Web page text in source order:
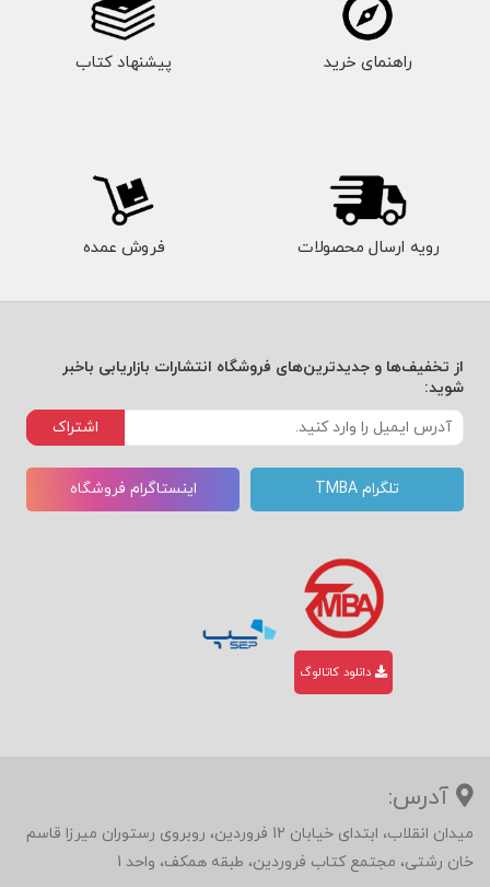
راهنمای خرید پیشنهاد کتاب
رویه ارسال محصولات فروش عمده
از تخفیف‌ها و جدیدترین‌های فروشگاه انتشارات بازاریابی باخبر
شوید:
اشتراک
تلگرام TMBA اینستاگرام فروشگاه
دانلود کاتالوگ
آدرس:
میدان انقلاب، ابتدای خیابان 12 فروردین، روبروی رستوران میرزا قاسم
خان رشتی، مجتمع کتاب فروردین، طبقه همکف، واحد 1